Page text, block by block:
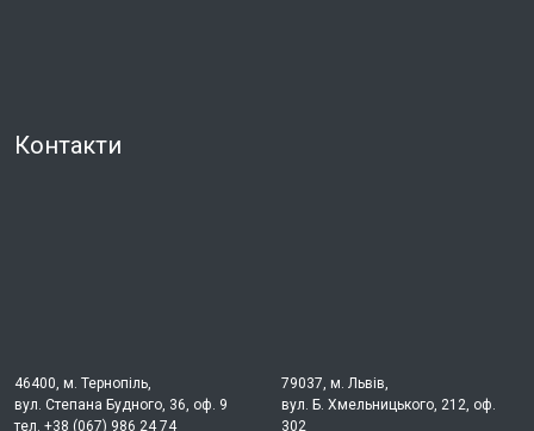
Контакти
46400, м. Тернопіль,
вул. Степана Будного, 36, оф. 9
тел. +38 (067) 986 24 74
79037, м. Львів,
вул. Б. Хмельницького, 212, оф.
302